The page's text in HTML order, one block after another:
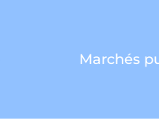
Marchés